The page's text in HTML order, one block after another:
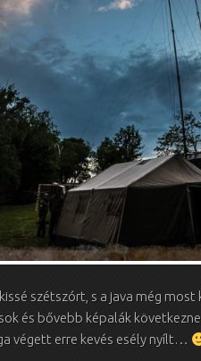
szétszórt, s a java még
és bővebb képalák
végett erre kevés esély nyílt…